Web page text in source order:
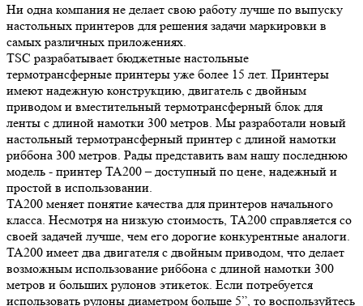
Ни одна компания не делает свою работу лучше по выпуску
настольных принтеров для решения задачи маркировки в
самых различных приложениях.
TSC разрабатывает бюджетные настольные
термотрансферные принтеры уже более 15 лет. Принтеры
имеют надежную конструкцию, двигатель с двойным
приводом и вместительный термотрансферный блок для
ленты с длиной намотки 300 метров. Мы разработали новый
настольный термотрансферный принтер с длиной намотки
риббона 300 метров. Рады представить вам нашу последнюю
модель - принтер ТА200 – доступный по цене, надежный и
простой в использовании.
TA200 меняет понятие качества для принтеров начального
класса. Несмотря на низкую стоимость, TA200 справляется со
своей задачей лучше, чем его дорогие конкурентные аналоги.
TA200 имеет два двигателя с двойным приводом, что делает
возможным использование риббона с длиной намотки 300
метров и больших рулонов этикеток. Если потребуется
использовать рулоны диаметром больше 5”, то воспользуйтесь